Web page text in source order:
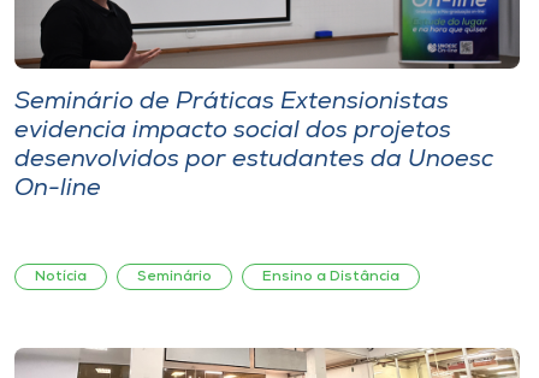
Seminário de Práticas Extensionistas
evidencia impacto social dos projetos
desenvolvidos por estudantes da Unoesc
On-line
Notícia Seminário Ensino a Distância